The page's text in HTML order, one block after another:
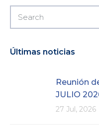
Últimas noticias
Reunión
JULIO
27 Jul, 2026